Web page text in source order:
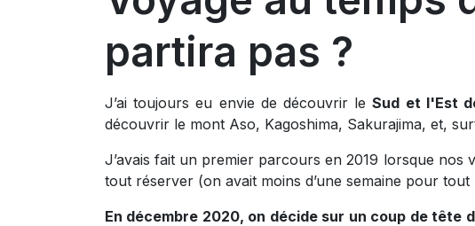
partira pas ?
J’ai toujours eu envie de découvrir leSud et l'Est
découvrir le mont Aso, Kagoshima, Sakurajima, et,
J’avais fait un premier parcours en 2019 lorsque nos
tout réserver (on avait moins d’une semaine pour
En décembre 2020, on décide sur un coup de tête